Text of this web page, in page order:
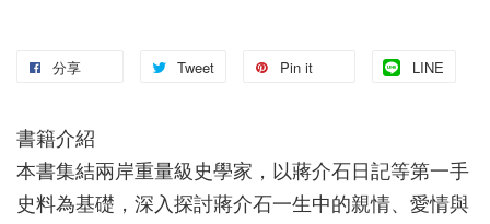
分享 Tweet Pin it LINE
書籍介紹
本書集結兩岸重量級史學家，以蔣介石日記等第一手
史料為基礎，深入探討蔣介石一生中的親情、愛情與